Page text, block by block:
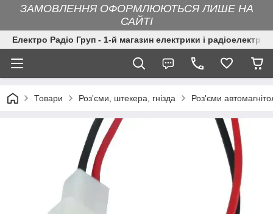
ЗАМОВЛЕННЯ ОФОРМЛЮЮТЬСЯ ЛИШЕ НА
САЙТІ
Електро Радіо Груп - 1-й магазин електрики і
Товари Роз'єми, штекера, гнізда Роз'єми